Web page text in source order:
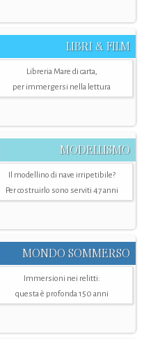
LIBRI & FILM
Libreria Mare di carta,
per immergersi nella lettura
MODELLISMO
Il modellino di nave irripetibile?
Per costruirlo sono serviti 47 anni
MONDO SOMMERSO
Immersioni nei relitti:
questa è profonda 150 anni